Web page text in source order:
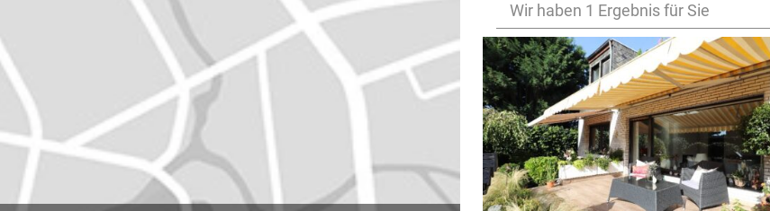
Wir haben 1 Ergebnis für Sie